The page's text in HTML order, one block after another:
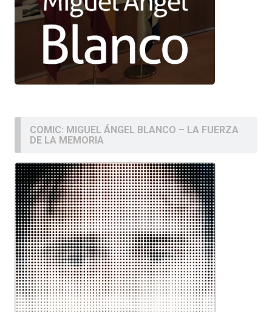
COMIC: MIGUEL ÁNGEL BLANCO – LA FUERZA
DE LA MEMORIA